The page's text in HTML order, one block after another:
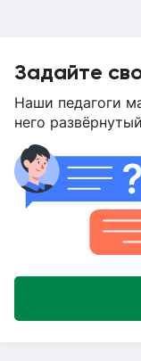
Задайте
Наши педагоги
него